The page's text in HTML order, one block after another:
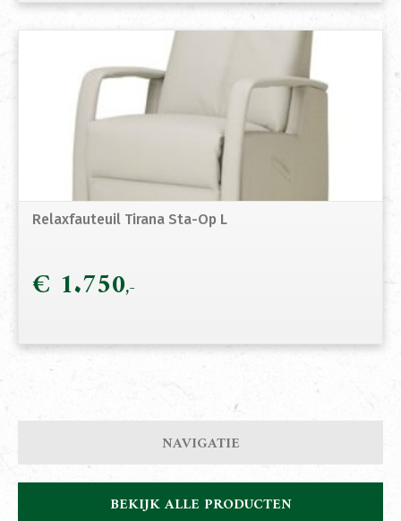
Relaxfauteuil Tirana Sta-Op L
€ 1.750
NAVIGATIE
BEKIJK ALLE PRODUCTEN